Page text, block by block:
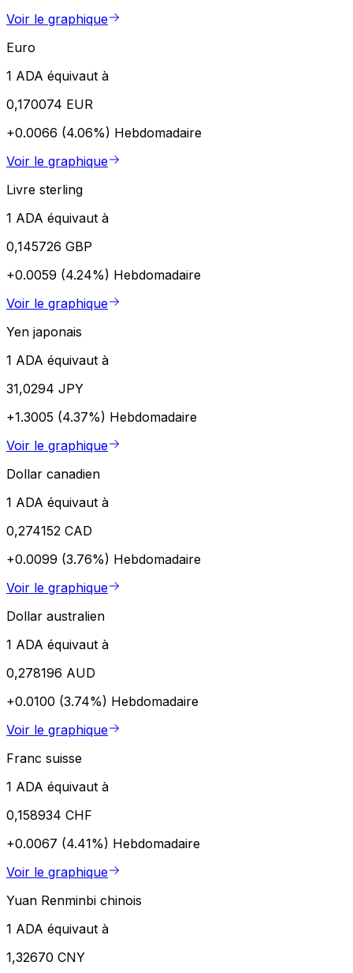
Voir le graphique
Euro
1 ADA équivaut à
0,170074 EUR
+0.0066 (4.06%) Hebdomadaire
Voir le graphique
Livre sterling
1 ADA équivaut à
0,145726 GBP
+0.0059 (4.24%) Hebdomadaire
Voir le graphique
Yen japonais
1 ADA équivaut à
31,0294 JPY
+1.3005 (4.37%) Hebdomadaire
Voir le graphique
Dollar canadien
1 ADA équivaut à
0,274152 CAD
+0.0099 (3.76%) Hebdomadaire
Voir le graphique
Dollar australien
1 ADA équivaut à
0,278196 AUD
+0.0100 (3.74%) Hebdomadaire
Voir le graphique
Franc suisse
1 ADA équivaut à
0,158934 CHF
+0.0067 (4.41%) Hebdomadaire
Voir le graphique
Yuan Renminbi chinois
1 ADA équivaut à
1,32670 CNY